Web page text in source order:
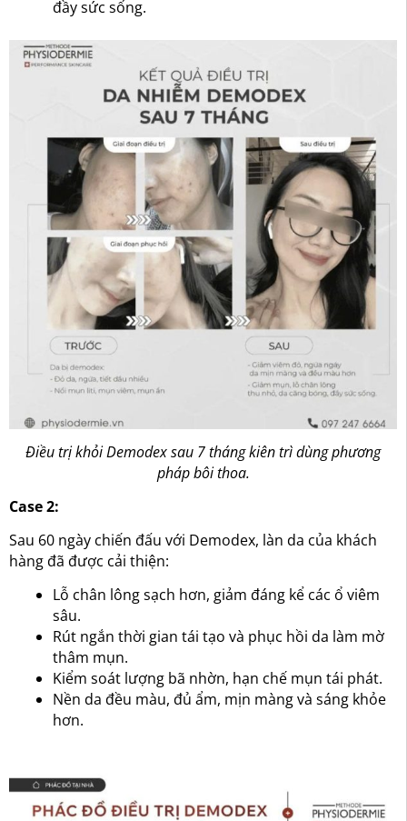
đầy sức sống.
Điều trị khỏi Demodex sau 7 tháng kiên trì dùng phương
pháp bôi thoa.
Case 2:
Sau 60 ngày chiến đấu với Demodex, làn da của khách
hàng đã được cải thiện:
Lỗ chân lông sạch hơn, giảm đáng kể các ổ viêm
sâu.
Rút ngắn thời gian tái tạo và phục hồi da làm mờ
thâm mụn.
Kiểm soát lượng bã nhờn, hạn chế mụn tái phát.
Nền da đều màu, đủ ẩm, mịn màng và sáng khỏe
hơn.